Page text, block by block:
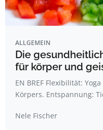
ALLGEMEIN
Die
für körper und
EN BREF Flexibilität:
Körpers. Entspannung:
Nele Fischer